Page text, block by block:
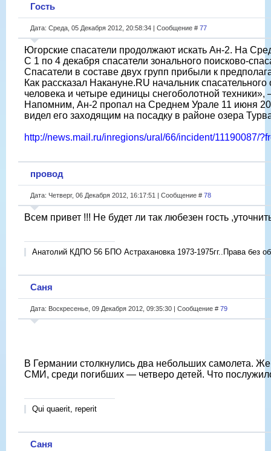
Гость
Дата: Среда, 05 Декабря 2012, 20:58:34 | Сообщение # 77
Югорские спасатели продолжают искать Ан-2. На
С 1 по 4 декабря спасатели зонального поисково-
Спасатели в составе двух групп прибыли к
Как рассказал Накануне.RU начальник
человека и четыре единицы снегоболотной
Напомним, Ан-2 пропал на Среднем Урале 11 июня
видел его заходящим на посадку в районе озера
http://news.mail.ru/inregions/ural/66/incident/11190087/
провод
Дата: Четверг, 06 Декабря 2012, 16:17:51 | Сообщение # 78
Всем привет !!! Не будет ли так любезен гость
Анатолий КДПО 56 БПО Астрахановка 1973-1975гг..Права без
Саня
Дата: Воскресенье, 09 Декабря 2012, 09:35:30 | Сообщение # 79
В Германии столкнулись два небольших самолета.
СМИ, среди погибших — четверо детей. Что
Qui quaerit, reperit
Саня